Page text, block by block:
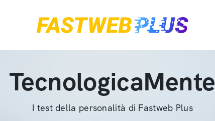
TecnologicaMente
I test della personalità di Fastweb Plus